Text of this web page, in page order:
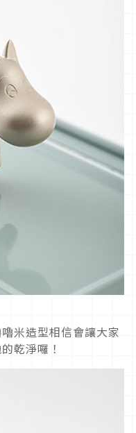
米造型相信會讓大家
乾淨囉！